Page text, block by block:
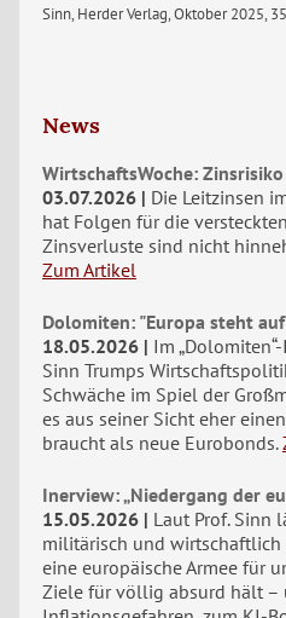
Sinn, Herder Verlag, Oktober 2025,
News
WirtschaftsWoche:
03.07.2026
Die Leitzinsen
hat Folgen für die
Zinsverluste sind nicht
Zum Artikel
Dolomiten: "Europa steht
18.05.2026
Im
Sinn Trumps
Schwäche im Spiel der
es aus seiner Sicht eher
braucht als neue Eurobonds.
Inerview: „Niedergang der
15.05.2026
Laut Prof. Sinn
militärisch und wirtschaftlich
eine europäische Armee für
Ziele für völlig absurd hält –